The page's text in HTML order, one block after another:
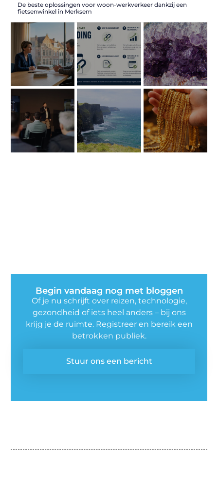
De beste oplossingen voor woon-werkverkeer dankzij een
fietsenwinkel in Merksem
Begin vandaag nog met bloggen
Of je nu schrijft over reizen, technologie,
gezondheid of iets heel anders – bij ons
krijg je de ruimte. Registreer en bereik een
betrokken publiek.
Stuur ons een bericht